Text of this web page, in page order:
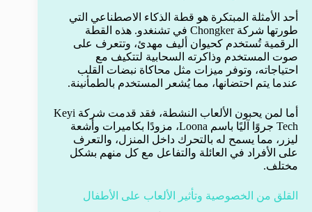
أحد الأمثلة المبتكرة هو قطة الذكاء الاصطناعي التي
طورتها شركة Chongker في تشنغدو. هذه القطة
الرقمية تُستخدم كحيوان أليف مهدئ، وتتعرف على
صوت المستخدم وذاكرته السحابية لتتكيف مع
احتياجاته، وتوفر ميزات مثل محاكاة نبضات القلب
عندما يتم احتضانها، مما يُشعر المستخدم بالطمأنينة.
أما لمن يحبون الألعاب النشطة، فقد قدمت شركة Keyi
Tech جروًا آليًا باسم Loona، مزودًا بكاميرات وأشعة
ليزر، مما يسمح له بالتحرك داخل المنزل، والتعرف
على الأفراد في العائلة والتفاعل مع كل منهم بشكل
مختلف.
القلق من الخصوصية وتأثير الألعاب على الأطفال